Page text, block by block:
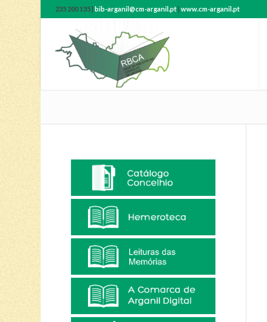
235 200 135 |bib-arganil@cm-arganil.pt|www.cm-arganil.pt